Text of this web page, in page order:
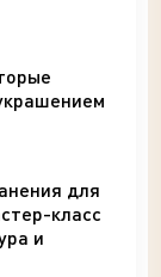
для
класс
и